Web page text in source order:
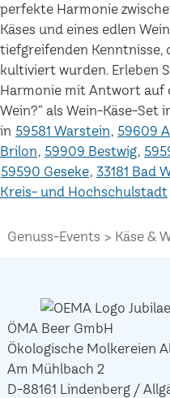
perfekte Harmonie
Käses und eines edlen
tiefgreifenden Kenntnisse,
kultiviert wurden. Erleben
Harmonie mit Antwort auf
Wein?“ als Wein-Käse-Set
in 59581 Warstein 59609
Brilon 59909 Bestwig
59590 Geseke 33181 Bad
Kreis- und Hochschulstadt
Genuss-Events Käse &
ÖMA Beer GmbH
Ökologische Molkereien
Am Mühlbach 2
D-88161 Lindenberg /